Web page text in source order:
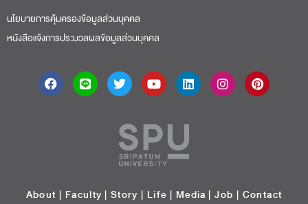
นโยบายการคุ้มครองข้อมูลส่วนบุคคล
หนังสือแจ้งการประมวลผลข้อมูลส่วนบุคคล
About | Faculty | Story | Life | Media |Job | Contact